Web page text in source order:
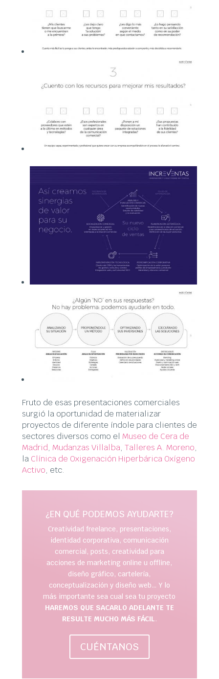
Fruto de esas presentaciones comerciales
surgió la oportunidad de materializar
proyectos de diferente índole para clientes de
sectores diversos como el Museo de Cera de
Madrid, Mudanzas Villalba, Talleres A. Moreno,
la Clínica de Oxigenación Hiperbárica Oxígeno
Activo, etc.
¿EN QUÉ PODEMOS AYUDARTE?
Creatividad freelance, presentaciones,
identidad corporativa, comunicación
comercial, posts, creatividad para
acciones de marketing online u offline,
diseño gráfico, cartelería,
conceptualización y diseño web… Y lo
más importante sea cual sea tu proyecto
HAREMOS QUE SACARLO ADELANTE TE
RESULTE MUCHO MÁS FÁCIL.
CUÉNTANOS